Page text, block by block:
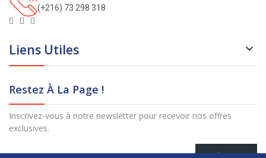
(+216) 73 298 318
Liens Utiles 
Restez À La Page !
Inscrivez-vous à notre newsletter pour recevoir nos offres
exclusives.